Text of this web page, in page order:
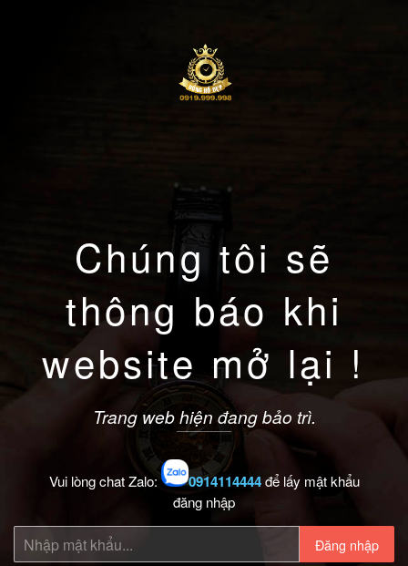
Chúng tôi sẽ
thông báo khi
website mở lại !
Trang web hiện đang bảo trì.
Vui lòng chat Zalo: 0914114444để lấy mật khẩu
đăng nhập
Đăng nhập